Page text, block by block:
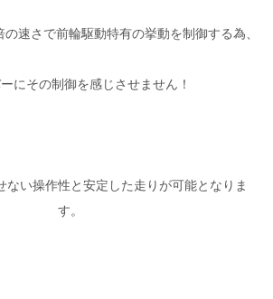
速さで前輪駆動特有の挙動を制御する為、
ーにその制御を感じさせません！
ない操作性と安定した走りが可能となりま
す。